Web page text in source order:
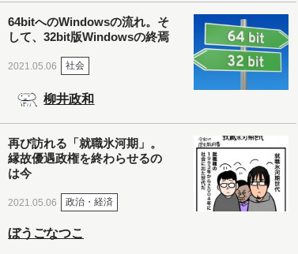
64bitへのWindowsの流れ。そ
して、32bit版Windowsの終焉
2021.05.06 社会
柳井政和
再び訪れる「就職氷河期」。
縁故優遇政権を終わらせるの
は今
2021.05.06 政治・経済
ぼうごなつこ